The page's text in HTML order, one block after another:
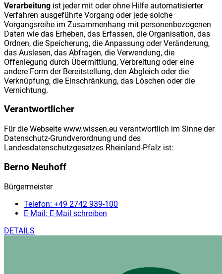
Verarbeitung ist jeder mit oder ohne Hilfe automatisierter
Verfahren ausgeführte Vorgang oder jede solche
Vorgangsreihe im Zusammenhang mit personenbezogenen
Daten wie das Erheben, das Erfassen, die Organisation, das
Ordnen, die Speicherung, die Anpassung oder Veränderung,
das Auslesen, das Abfragen, die Verwendung, die
Offenlegung durch Übermittlung, Verbreitung oder eine
andere Form der Bereitstellung, den Abgleich oder die
Verknüpfung, die Einschränkung, das Löschen oder die
Vernichtung.
Verantwortlicher
Für die Webseite www.wissen.eu verantwortlich im Sinne der
Datenschutz-Grundverordnung und des
Landesdatenschutzgesetzes Rheinland-Pfalz ist:
Berno Neuhoff
Bürgermeister
Telefon: +49 2742 939-100
E-Mail: E-Mail schreiben
DETAILS